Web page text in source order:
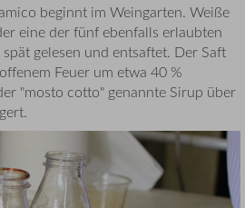
beginnt im Weingarten. Weiße
eine der fünf ebenfalls erlaubten
gelesen und entsaftet. Der Saft
Feuer um etwa 40 %
"mosto cotto" genannte Sirup über